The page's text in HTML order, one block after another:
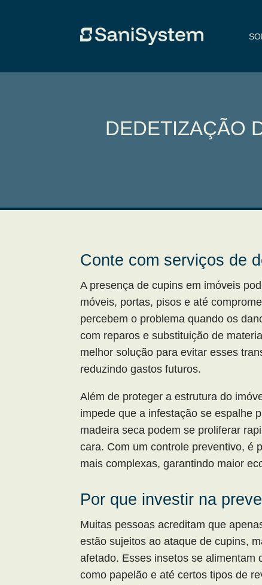
DEDETIZAÇÃO
Conte com serviços de
A presença de cupins em imóveis
móveis, portas, pisos e até
percebem o problema quando os
com reparos e substituição de
melhor solução para evitar esses
reduzindo gastos futuros.
Além de proteger a estrutura do
impede que a infestação se espalhe
madeira seca podem se proliferar
cara. Com um controle preventivo, é
mais complexas, garantindo maior
Por que investir na
Muitas pessoas acreditam que
estão sujeitos ao ataque de cupins,
afetado. Esses insetos se alimentam
como papelão e até certos tipos de